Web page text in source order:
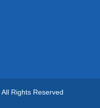
All Rights Reserved